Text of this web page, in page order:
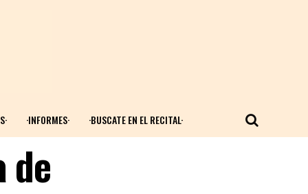
·INFORMES· ·BUSCATE EN EL RECITAL·
de